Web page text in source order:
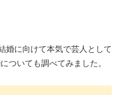
婚に向けて本気で芸人として
についても調べてみました。